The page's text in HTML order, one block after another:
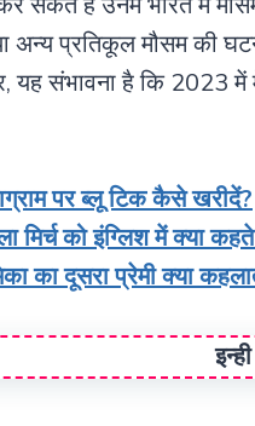
अन्य प्रतिकूल मौसम की
यह संभावना है कि 2023 में
पर ब्लू टिक कैसे खरीदें?
मिर्च को इंग्लिश में क्या
का दूसरा प्रेमी क्या